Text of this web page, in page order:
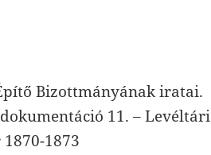
Bizottmányának iratai.
11. – Levéltári
1873